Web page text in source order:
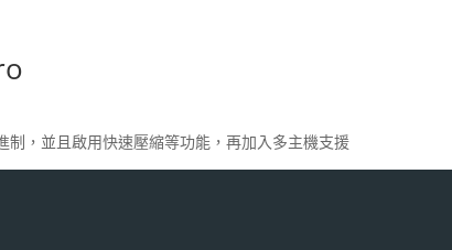
，並且啟用快速壓縮等功能，再加入多主機支援